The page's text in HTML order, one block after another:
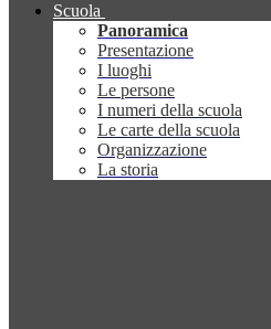
Scuola
Panoramica
Presentazione
I luoghi
Le persone
I numeri della scuola
Le carte della scuola
Organizzazione
La storia